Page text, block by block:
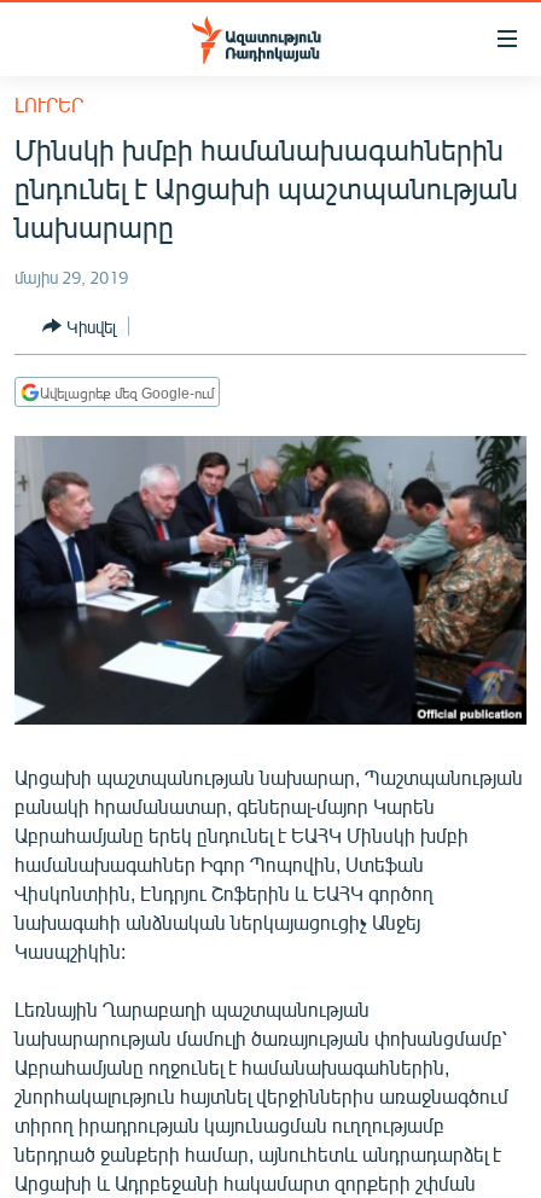
Մատչելիության
հիմնական
բովանդակությանը
Անցնել
հիմնական
մենյուին
ՀԱՅԱՍՏԱՆ
ՔԱՂԱՔԱԿԱՆ
ՀԱՍԱՐԱԿՈՒԹՅՈՒՆ
ՏՆՏԵՍՈՒԹՅՈՒՆ
ՂԱՐԱԲԱՂ
ՊԱՏԵՐԱԶՄԻ 6 ՇԱԲԱԹՆԵՐԸ
ՏԱՐԱԾԱՇՐՋԱՆ
ՄԻՋԱԶԳԱՅԻՆ
ՄՇԱԿՈՒՅԹ
ՄԵԿՆԱԲԱՆՈՒԹՅՈՒՆ
ԿՈՐՈՆԱՎԻՐՈՒՍ
ԱՐԽԻՎ
ՏԵՍԱՆՅՈՒԹԵՐ
ԲԱՆԱՎԵՃ
ՁԳՏԵԼՈՎ ԼԱՎԱԳՈՒՅՆԻՆ
Հայերեն
English
Русский
ԼՈՒՐԵՐ
Մինսկի խմբի համանախագահներին
ընդունել է Արցախի պաշտպանության
նախարարը
մայիս 29, 2019
Կիսվել
Ավելացրեք մեզ Google-ում
Արցախի պաշտպանության նախարար, Պաշտպանության
բանակի հրամանատար, գեներալ-մայոր Կարեն
Աբրահամյանը երեկ ընդունել է ԵԱՀԿ Մինսկի խմբի
համանախագահներ Իգոր Պոպովին, Ստեֆան
Վիսկոնտիին, Էնդրյու Շոֆերին և ԵԱՀԿ գործող
նախագահի անձնական ներկայացուցիչ Անջեյ
Կասպշիկին:
Լեռնային Ղարաբաղի պաշտպանության
նախարարության մամուլի ծառայության փոխանցմամբ՝
Աբրահամյանը ողջունել է համանախագահներին,
շնորհակալություն հայտնել վերջիններիս առաջնագծում
տիրող իրադրության կայունացման ուղղությամբ
ներդրած ջանքերի համար, այնուհետև անդրադարձել է
Արցախի և Ադրբեջանի հակամարտ զորքերի շփման